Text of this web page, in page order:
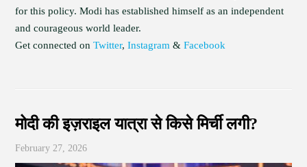
for this policy. Modi has established himself as an independent
and courageous world leader.
Get connected onTwitter,Instagram &Facebook
मोदी की इज़राइल यात्रा से किसे मिर्ची लगी?
February 27, 2026